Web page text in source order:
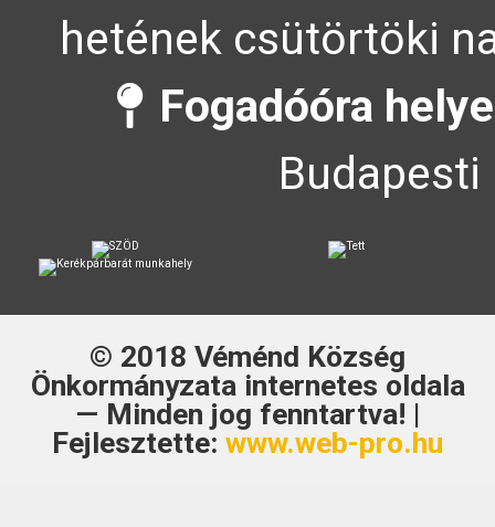
hetének csütörtöki
Fogadóóra
© 2018 Véménd Község
Önkormányzata internetes oldala
— Minden jog fenntartva! |
Fejlesztette: www.web-pro.hu